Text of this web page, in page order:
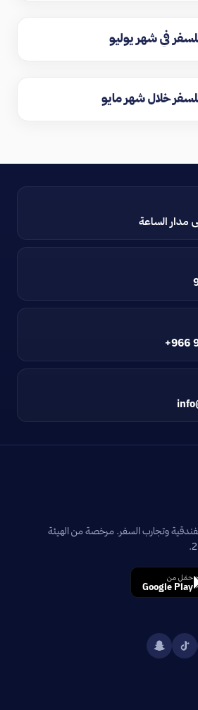
+966
وتجارب السفر. مرخصة من الهيئة
حمّل من
Google Play